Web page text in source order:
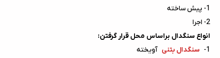
1- پیش ساخته
2- اجرا
انواع سنگدال براساس محل قرار گرفتن:
1-
سنگدال بتنی آویخته